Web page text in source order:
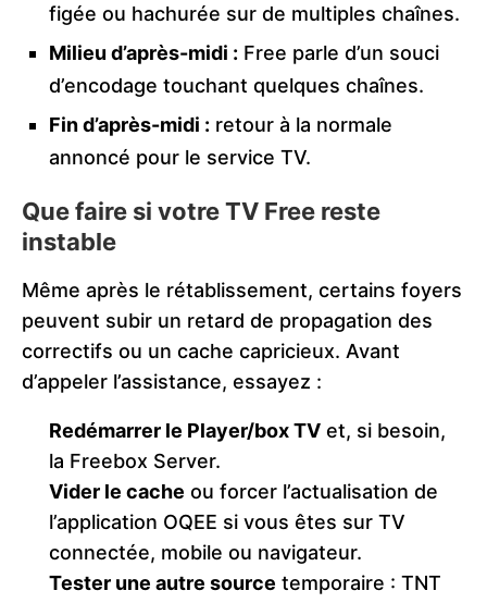
figée ou hachurée sur de multiples chaînes.
Milieu d’après-midi : Free parle d’un souci
d’encodage touchant quelques chaînes.
Fin d’après-midi : retour à la normale
annoncé pour le service TV.
Que faire si votre TV Free reste
instable
Même après le rétablissement, certains foyers
peuvent subir un retard de propagation des
correctifs ou un cache capricieux. Avant
d’appeler l’assistance, essayez :
Redémarrer le Player/box TV et, si besoin,
la Freebox Server.
Vider le cache ou forcer l’actualisation de
l’application OQEE si vous êtes sur TV
connectée, mobile ou navigateur.
Tester une autre source temporaire : TNT